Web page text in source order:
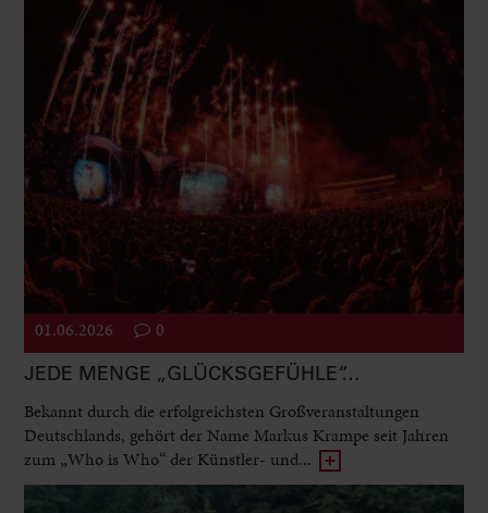
01.06.2026 0
JEDE MENGE „GLÜCKSGEFÜHLE“…
Bekannt durch die erfolgreichsten Großveranstaltungen
Deutschlands, gehört der Name Markus Krampe seit Jahren
zum „Who is Who“ der Künstler- und...